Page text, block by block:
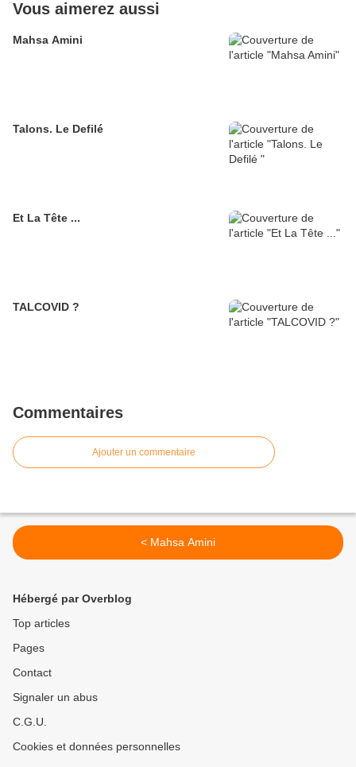
Vous aimerez aussi
Mahsa Amini
Talons. Le Defilé
Et La Tête ...
TALCOVID ?
Commentaires
Ajouter un commentaire
< Mahsa Amini
Hébergé par Overblog
Top articles
Pages
Contact
Signaler un abus
C.G.U.
Cookies et données personnelles